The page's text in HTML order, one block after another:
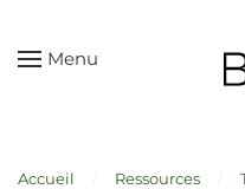
Skip to main content
Menu
Accueil Ressources